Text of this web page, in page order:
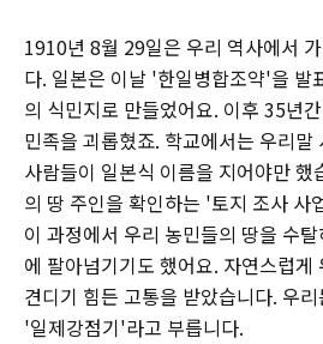
1910년 8월 29일은 우리 역사에서
다. 일본은 이날 '한일병합조약'을 발
의 식민지로 만들었어요. 이후 35년
민족을 괴롭혔죠. 학교에서는 우리말
사람들이 일본식 이름을 지어야만 했
의 땅 주인을 확인하는 '토지 조사 사
이 과정에서 우리 농민들의 땅을 수
에 팔아넘기기도 했어요. 자연스럽
견디기 힘든 고통을 받았습니다. 우
'일제강점기'라고 부릅니다.